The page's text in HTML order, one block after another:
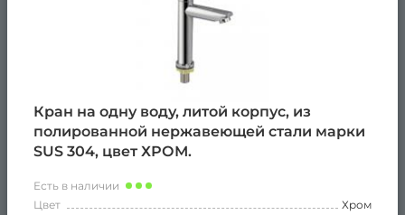
Кран на одну воду, литой корпус, из
полированной нержавеющей стали марки
SUS 304, цвет ХРОМ.
Есть в наличии
Цвет
Хром